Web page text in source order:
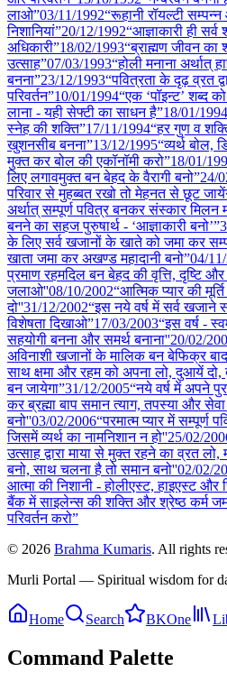
लाओ”03/11/1992“रूहानी रॉयल्टी
निशानियां”20/12/1992“आज्ञाकारी ही
अधिकारी”18/02/1993“ब्राह्मण जीवन
उत्साह”07/03/1993“होली मनाना अर्थात्
बनना”23/12/1993“पवित्रता के दृढ़ व्रत
परिवर्तन”10/01/1994“एक ‘पॉइन्ट’ शब्द
लाना - यही सेफ्टी का साधन है”18/01/1994
स्नेह की शक्ति”17/11/1994“हर गुण व
खुशनसीब बनना”13/12/1995“व्यर्थ बोल,
मुक्त कर बोल की एकॉनॉमी करो”18/01/
लिए लगावमुक्त बन बेहद के वैरागी बनो”24/
परिवार से मुहब्बत रखो तो मेहनत से छूट
अर्थात् सम्पूर्ण पवित्र बनकर संस्कार मिलन
बनने का सहज पुरुषार्थ - ‘आज्ञाकारी बनो’”
के लिए सर्व खजानों के खाते को जमा कर
खाता जमा कर अखण्ड महादानी बनो”04/11/
प्रमाण रहमदिल बन बेहद की वृत्ति, दृष्टि
जलाओ''08/10/2002“आत्मिक प्यार की
दो''31/12/2002“इस नये वर्ष में सर्व
विशेषता दिखाओ”17/03/2003“इस वर्ष -
सहयोगी बनना और समर्थ बनाना''20/02/
अविनाशी खजानों के मालिक बन बेफिक्र
साथ क्षमा और रहम को अपना लो, दुआयें
बन जायेगा”31/12/2005“नये वर्ष में अपने
कर ब्रह्मा बाप समान त्याग, तपस्या और
बनो''03/02/2006“परमात्म प्यार में सम्पूर्ण
जिसमें व्यर्थ का नामनिशान न हो''25/02/
उत्साह द्वारा माया से मुक्त रहने का व्रत लो,
बनो, साथ चलना है तो समान बनो''02/02/
आत्मा की निशानी - होलीएस्ट, हाइएस्ट और
बैंक में साइलेन्स की शक्ति और श्रेष्ठ कर्म
परिवर्तन करो”
© 2026 Brahma Kumaris. All rights
Murli Portal — Spiritual wisdom for
Home Search BKOne
Command Palette